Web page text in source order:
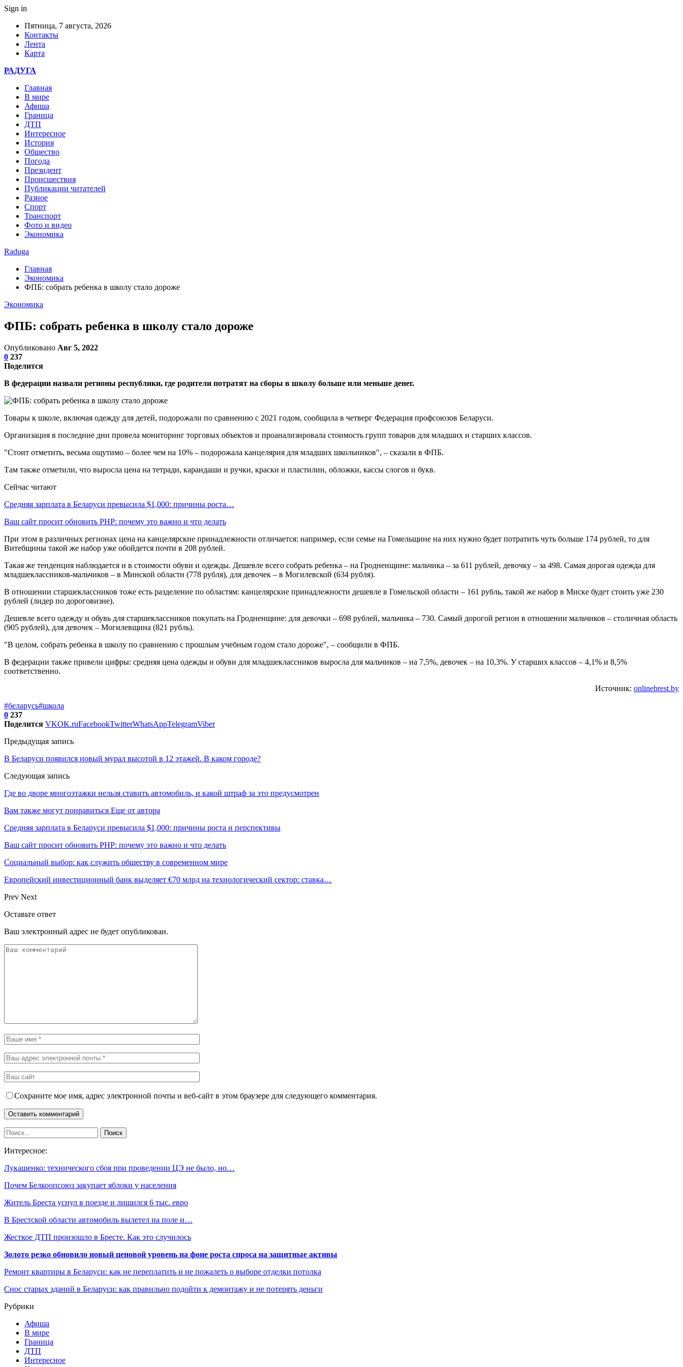
Sign in
Пятница, 7 августа, 2026
Контакты
Лента
Карта
РАДУГА
Главная
В мире
Афиша
Граница
ДТП
Интересное
История
Общество
Погода
Президент
Происшествия
Публикации читателей
Разное
Спорт
Транспорт
Фото и видео
Экономика
Raduga
Главная
Экономика
ФПБ: собрать ребенка в школу стало дороже
Экономика
ФПБ: собрать ребенка в школу стало дороже
Опубликовано Авг 5, 2022
0 237
Поделится
В федерации назвали регионы республики, где родители потратят на сборы в школу больше или меньше денег.
Товары к школе, включая одежду для детей, подорожали по сравнению с 2021 годом, сообщила в четверг Федерация профсоюзов Беларуси.
Организация в последние дни провела мониторинг торговых объектов и проанализировала стоимость групп товаров для младших и старших классов.
"Стоит отметить, весьма ощутимо – более чем на 10% – подорожала канцелярия для младших школьников", – сказали в ФПБ.
Там также отметили, что выросла цена на тетради, карандаши и ручки, краски и пластилин, обложки, кассы слогов и букв.
Сейчас читают
Средняя зарплата в Беларуси превысила $1,000: причины роста…
Ваш сайт просит обновить PHP: почему это важно и что делать
При этом в различных регионах цена на канцелярские принадлежности отличается: например, если семье на Гомельщине на них нужно будет потратить чуть больше 174 рублей, то для
Витебщины такой же набор уже обойдется почти в 208 рублей.
Такая же тенденция наблюдается и в стоимости обуви и одежды. Дешевле всего собрать ребенка – на Гродненщине: мальчика – за 611 рублей, девочку – за 498. Самая дорогая одежда для
младшеклассников-мальчиков – в Минской области (778 рубля), для девочек – в Могилевской (634 рубля).
В отношении старшеклассников тоже есть разделение по областям: канцелярские принадлежности дешевле в Гомельской области – 161 рубль, такой же набор в Миске будет стоить уже 230
рублей (лидер по дороговизне).
Дешевле всего одежду и обувь для старшеклассников покупать на Гродненщине: для девочки – 698 рублей, мальчика – 730. Самый дорогой регион в отношении мальчиков – столичная область
(905 рублей), для девочек – Могилевщина (821 рубль).
"В целом, собрать ребенка в школу по сравнению с прошлым учебным годом стало дороже", – сообщили в ФПБ.
В федерации также привели цифры: средняя цена одежды и обуви для младшеклассников выросла для мальчиков – на 7,5%, девочек – на 10,3%. У старших классов – 4,1% и 8,5%
соответственно.
Источник: onlinebrest.by
#беларусь#школа
0 237
Поделится VKOK.ruFacebookTwitterWhatsAppTelegramViber
Предыдущая запись
В Беларуси появился новый мурал высотой в 12 этажей. В каком городе?
Следующая запись
Где во дворе многоэтажки нельзя ставить автомобиль, и какой штраф за это предусмотрен
Вам также могут понравиться Еще от автора
Средняя зарплата в Беларуси превысила $1,000: причины роста и перспективы
Ваш сайт просит обновить PHP: почему это важно и что делать
Социальный выбор: как служить обществу в современном мире
Европейский инвестиционный банк выделяет €70 млрд на технологический сектор: ставка…
Prev Next
Оставьте ответ
Ваш электронный адрес не будет опубликован.
Сохраните мое имя, адрес электронной почты и веб-сайт в этом браузере для следующего комментария.
Интересное:
Лукашенко: технического сбоя при проведении ЦЭ не было, но…
Почем Белкоопсоюз закупает яблоки у населения
Житель Бреста уснул в поезде и лишился 6 тыс. евро
В Брестской области автомобиль вылетел на поле и…
Жесткое ДТП произошло в Бресте. Как это случилось
Золото резко обновило новый ценовой уровень на фоне роста спроса на защитные активы
Ремонт квартиры в Беларуси: как не переплатить и не пожалеть о выборе отделки потолка
Снос старых зданий в Беларуси: как правильно подойти к демонтажу и не потерять деньги
Рубрики
Афиша
В мире
Граница
ДТП
Интересное